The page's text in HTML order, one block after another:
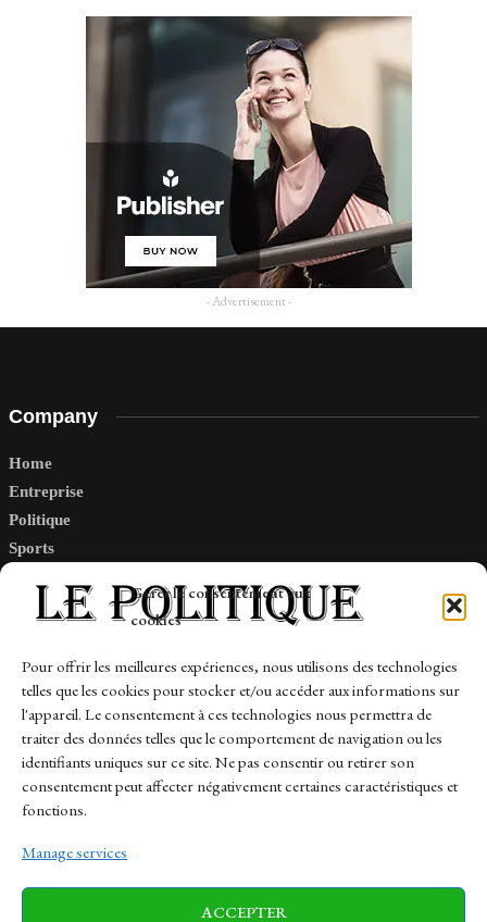
Gérer le consentement aux
cookies
Pour offrir les meilleures expériences, nous utilisons des technologies
telles que les cookies pour stocker et/ou accéder aux informations sur
l'appareil. Le consentement à ces technologies nous permettra de
traiter des données telles que le comportement de navigation ou les
identifiants uniques sur ce site. Ne pas consentir ou retirer son
consentement peut affecter négativement certaines caractéristiques et
fonctions.
Manage services
ACCEPTER
- Advertisement -
Company
Home
Entreprise
Politique
Sports
Links
Contact
Sitemap
News Finance-Marches Politics